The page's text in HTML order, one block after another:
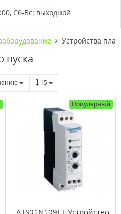
Сб-Вс: выходной
Устройства
пуска
15
Популярный
ATS01N109FT Устройство